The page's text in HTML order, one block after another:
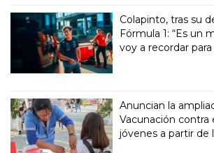
Colapinto, tras su
Fórmula 1: “Es un
voy a recordar
Anuncian la
Vacunación contra
jóvenes a partir de